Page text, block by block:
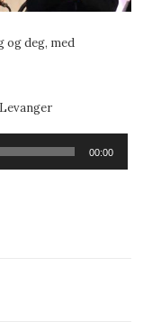
og deg, med
00:00